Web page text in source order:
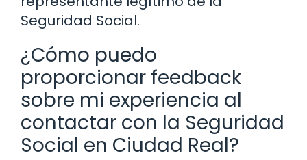
Seguridad Social.
¿Cómo puedo
proporcionar feedback
sobre mi experiencia al
contactar con la Seguridad
Social en Ciudad Real?